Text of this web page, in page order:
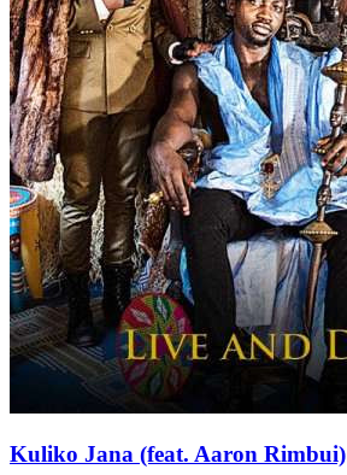
Kuliko Jana (feat. Aaron Rimbui)